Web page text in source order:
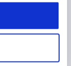
SIX PANS,
D=25